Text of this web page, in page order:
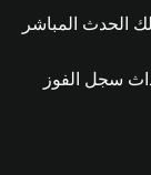
الحدث المباشر
سجل الفوز